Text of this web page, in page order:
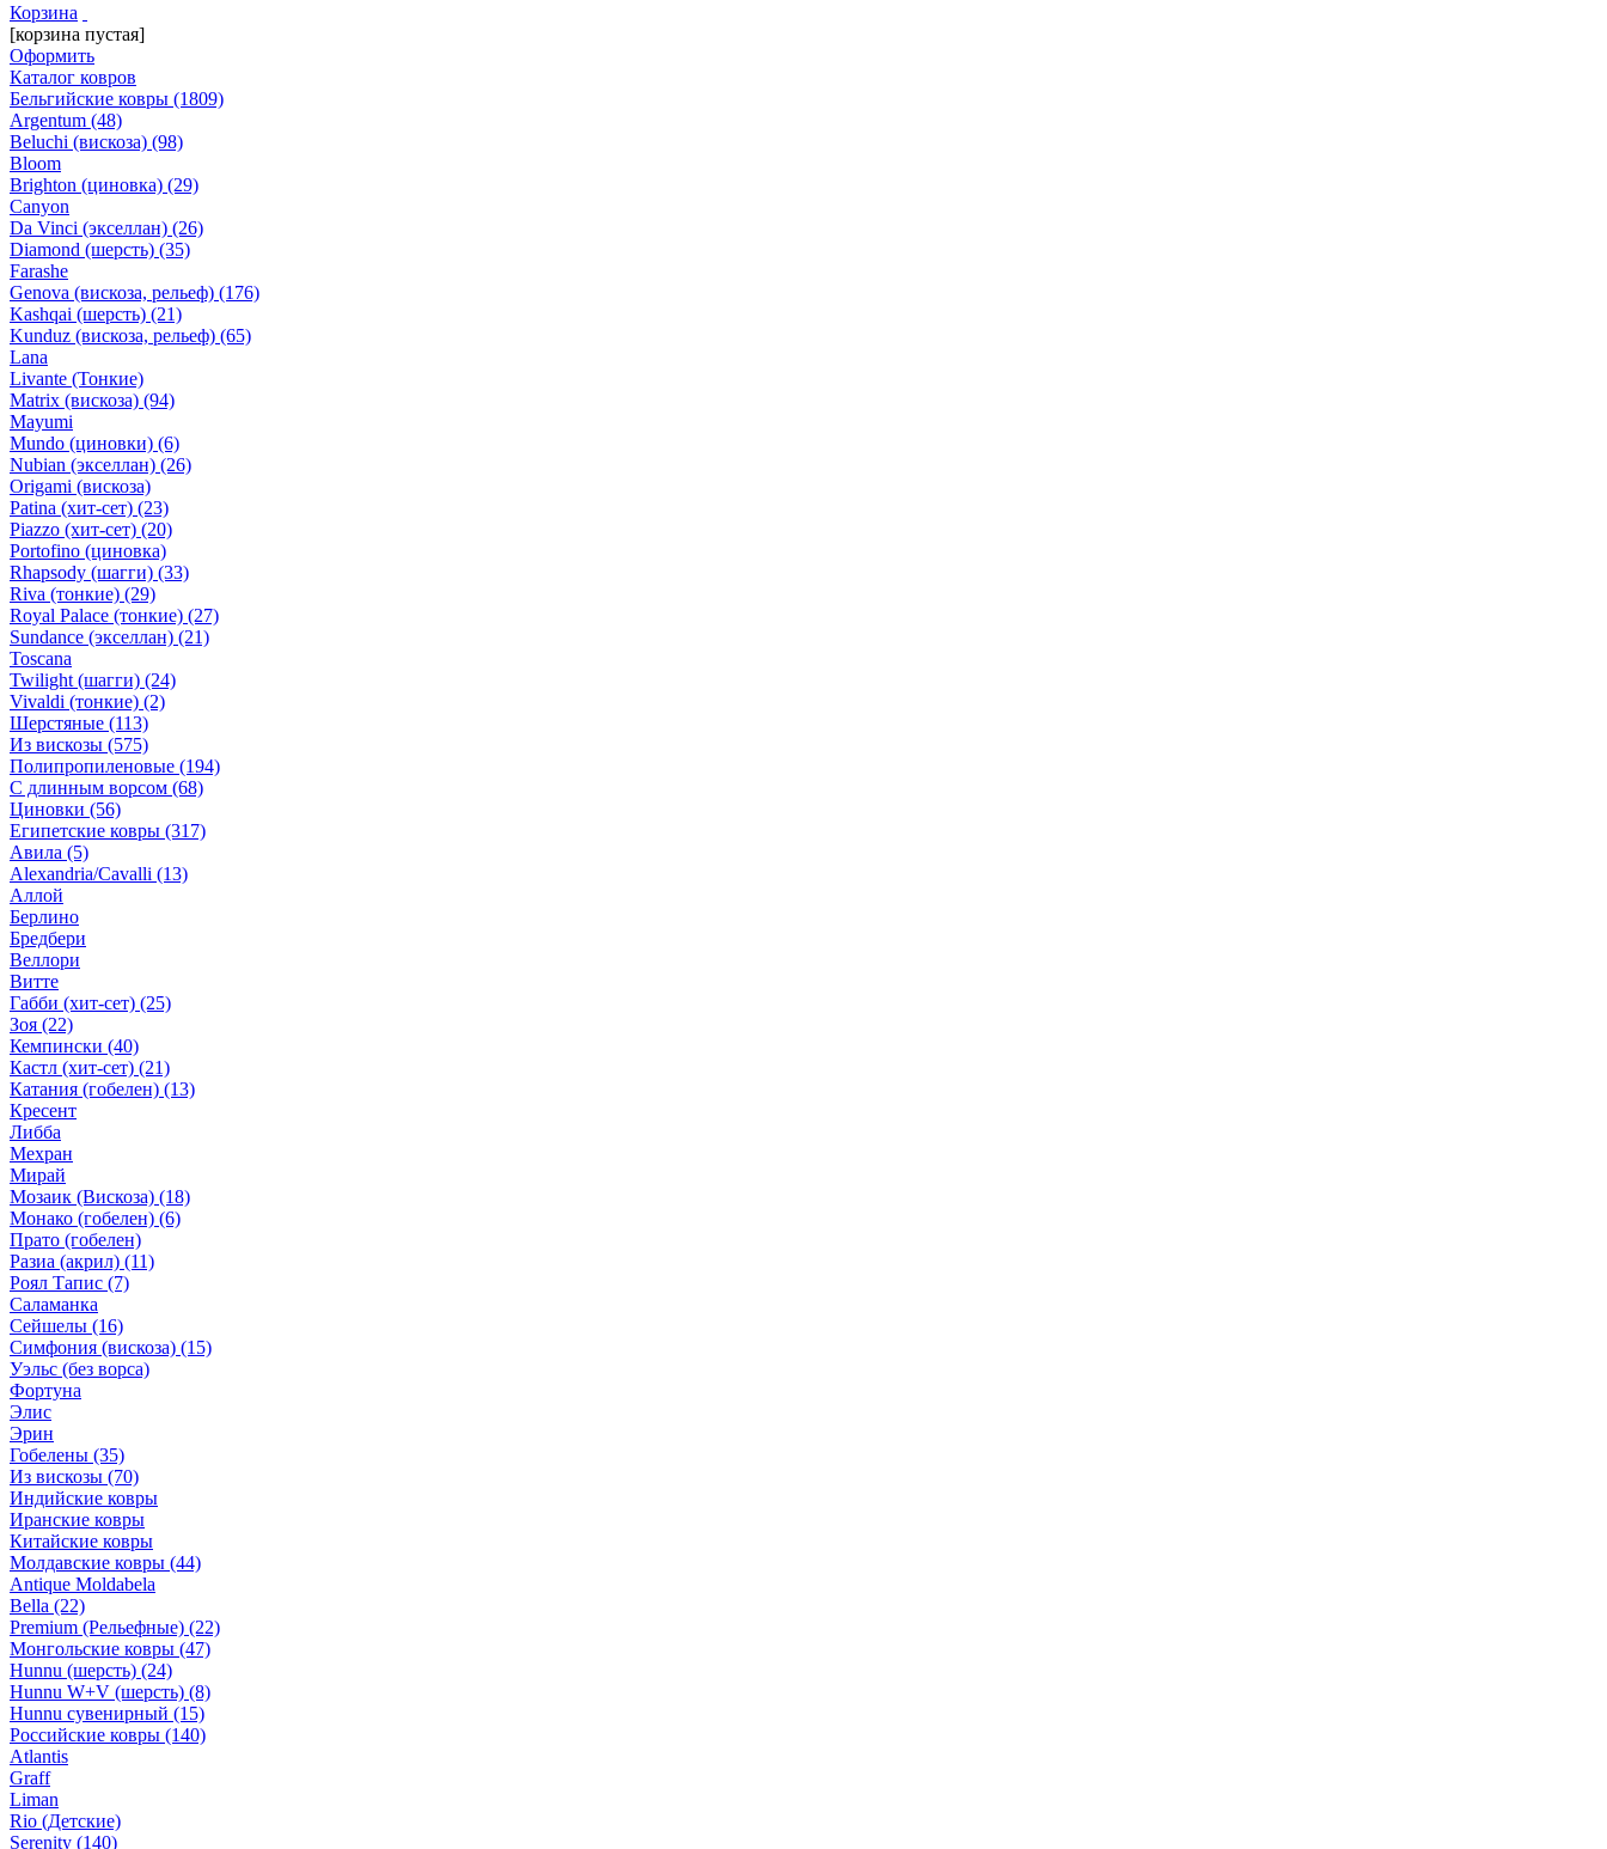
Корзина
[корзина пустая]
Оформить
Каталог ковров
Бельгийские ковры (1809)
Argentum (48)
Beluchi (вискоза) (98)
Bloom
Brighton (циновка) (29)
Canyon
Da Vinci (экселлан) (26)
Diamond (шерсть) (35)
Farashe
Genova (вискоза, рельеф) (176)
Kashqai (шерсть) (21)
Kunduz (вискоза, рельеф) (65)
Lana
Livante (Тонкие)
Matrix (вискоза) (94)
Mayumi
Mundo (циновки) (6)
Nubian (экселлан) (26)
Origami (вискоза)
Patina (хит-сет) (23)
Piazzo (хит-сет) (20)
Portofino (циновка)
Rhapsody (шагги) (33)
Riva (тонкие) (29)
Royal Palace (тонкие) (27)
Sundance (экселлан) (21)
Toscana
Twilight (шагги) (24)
Vivaldi (тонкие) (2)
Шерстяные (113)
Из вискозы (575)
Полипропиленовые (194)
С длинным ворсом (68)
Циновки (56)
Египетские ковры (317)
Авила (5)
Alexandria/Cavalli (13)
Аллой
Берлино
Бредбери
Веллори
Витте
Габби (хит-сет) (25)
Зоя (22)
Кемпински (40)
Кастл (хит-сет) (21)
Катания (гобелен) (13)
Кресент
Либба
Мехран
Мирай
Мозаик (Вискоза) (18)
Монако (гобелен) (6)
Прато (гобелен)
Разиа (акрил) (11)
Роял Тапис (7)
Саламанка
Сейшелы (16)
Симфония (вискоза) (15)
Уэльс (без ворса)
Фортуна
Элис
Эрин
Гобелены (35)
Из вискозы (70)
Индийские ковры
Иранские ковры
Китайские ковры
Молдавские ковры (44)
Antique Moldabela
Bella (22)
Premium (Рельефные) (22)
Монгольские ковры (47)
Hunnu (шерсть) (24)
Hunnu W+V (шерсть) (8)
Hunnu сувенирный (15)
Российские ковры (140)
Atlantis
Graff
Liman
Rio (Детские)
Serenity (140)